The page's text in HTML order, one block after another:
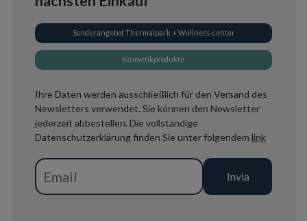
Sonderangebot Thermalpark + Wellness-center
Kosmetikprodukte
Ihre Daten werden ausschließlich für den Versand des
Newsletters verwendet. Sie können den Newsletter
jederzeit abbestellen. Die vollständige
Datenschutzerklärung finden Sie unter folgendem link